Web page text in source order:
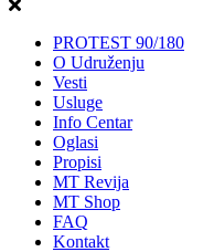
PROTEST 90/180
O Udruženju
Vesti
Usluge
Info Centar
Oglasi
Propisi
MT Revija
MT Shop
FAQ
Kontakt